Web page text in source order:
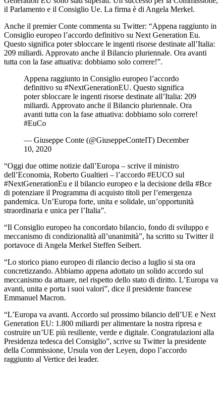
il Parlamento e il Consiglio Ue. La firma è di Angela Merkel.
Anche il premier Conte commenta su Twitter: “Appena raggiunto in
Consiglio europeo l’accordo definitivo su Next Generation Eu.
Questo significa poter sbloccare le ingenti risorse destinate all’Italia:
209 miliardi. Approvato anche il Bilancio pluriennale. Ora avanti
tutta con la fase attuativa: dobbiamo solo correre!”.
Appena raggiunto in Consiglio europeo l’accordo
definitivo su #NextGenerationEU. Questo significa
poter sbloccare le ingenti risorse destinate all’Italia: 209
miliardi. Approvato anche il Bilancio pluriennale. Ora
avanti tutta con la fase attuativa: dobbiamo solo correre!
#EuCo
— Giuseppe Conte (@GiuseppeConteIT) December
10, 2020
“Oggi due ottime notizie dall’Europa – scrive il ministro
dell’Economia, Roberto Gualtieri – l’accordo #EUCO sul
#NextGenerationEu e il bilancio europeo e la decisione della #Bce
di potenziare il Programma di acquisto titoli per l’emergenza
pandemica. Un’Europa forte, unita e solidale, un’opportunità
straordinaria e unica per l’Italia”.
“Il Consiglio europeo ha concordato bilancio, fondo di sviluppo e
meccanismo di condizionalità all’unanimità”, ha scritto su Twitter il
portavoce di Angela Merkel Steffen Seibert.
“Lo storico piano europeo di rilancio deciso a luglio si sta ora
concretizzando. Abbiamo appena adottato un solido accordo sul
meccanismo da attuare, nel rispetto dello stato di diritto. L’Europa va
avanti, unita e porta i suoi valori”, dice il presidente francese
Emmanuel Macron.
“L’Europa va avanti. Accordo sul prossimo bilancio dell’UE e Next
Generation EU: 1.800 miliardi per alimentare la nostra ripresa e
costruire un’UE più resiliente, verde e digitale. Congratulazioni alla
Presidenza tedesca del Consiglio”, scrive su Twitter la presidente
della Commissione, Ursula von der Leyen, dopo l’accordo
raggiunto al Vertice dei leader.